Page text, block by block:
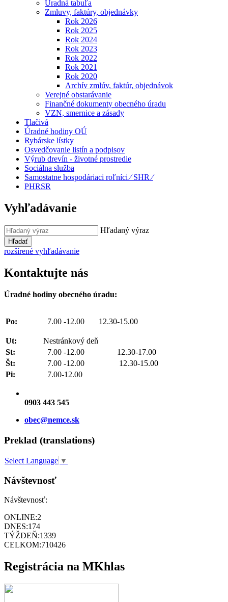
Úradná tabuľa
Zmluvy, faktúry, objednávky
Rok 2026
Rok 2025
Rok 2024
Rok 2023
Rok 2022
Rok 2021
Rok 2020
Archív zmlúv, faktúr, objednávok
Verejné obstarávanie
Finančné dokumenty obecného úradu
VZN, smernice a zásady
Tlačivá
Úradné hodiny OÚ
Rybárske lístky
Osvedčovanie listín a podpisov
Výrub drevín - životné prostredie
Sociálna služba
Samostatne hospodáriaci roľníci ⁄ SHR ⁄
PHRSR
Vyhľadávanie
Hľadaný výraz
Hľadať
rozšírené vyhľadávanie
Kontaktujte nás
Úradné hodiny obecného úradu:
Po: 7.00 -12.00 12.30-15.00
Ut:
Nestránkový deň
St:
7.00 -12.00 12.30-17.00
Št:
7.00 -12.00 12.30-15.00
Pi:
7.00-12.00
0903 443 545
obec@nemce.sk
Preklad (translations)
Select Language ▼
Návštevnosť
Návštevnosť:
ONLINE:2
DNES:174
TÝŽDEŇ:1339
CELKOM:710426
Registrácia na MKhlas